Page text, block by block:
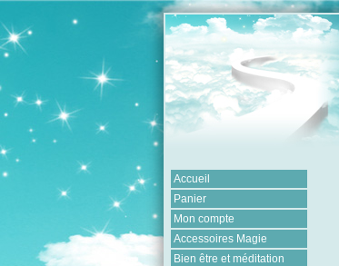
Accueil
Panier
Mon compte
Accessoires Magie
Bien être et méditation